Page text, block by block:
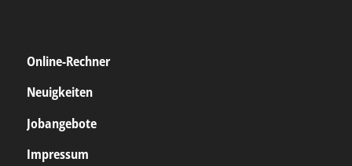
Online-Rechner
Neuigkeiten
Jobangebote
Impressum